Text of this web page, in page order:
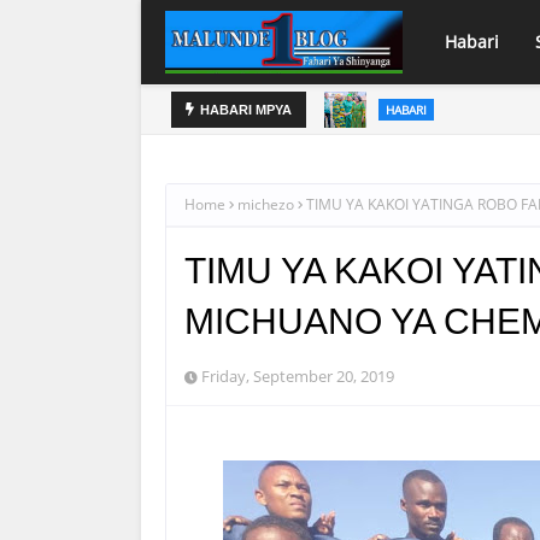
Habari
HABARI MPYA HABARI
Home michezo TIMU YA KAKOI YATINGA ROBO
TIMU YA KAKOI
MICHUANO YA
Friday, September 20, 2019